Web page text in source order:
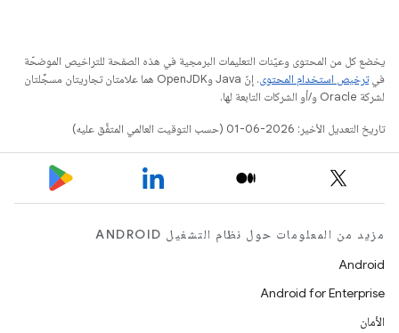
يخضع كل من المحتوى وعيّنات التعليمات البرمجية في هذه الصفحة للتراخيص الموضحّة
فيترخيص استخدام المحتوى
. إنّ Java وOpenJDK هما علامتان تجاريتان مسجَّلتان
لشركة Oracle و/أو الشركات التابعة لها.
تاريخ التعديل الأخير: 2026-06-01 (حسب التوقيت العالمي المتفَّق عليه)
مزيد من المعلومات حول نظام التشغيل ANDROID
Android
Android for Enterprise
الأمان